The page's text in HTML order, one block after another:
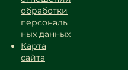
обработки
персональ
ных данных
Карта
сайта